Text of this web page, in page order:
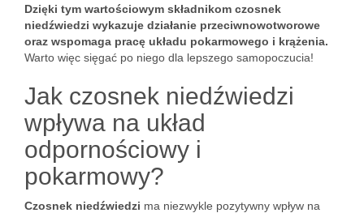
Dzięki tym wartościowym składnikom czosnek
niedźwiedzi wykazuje działanie przeciwnowotworowe
oraz wspomaga pracę układu pokarmowego i krążenia.
Warto więc sięgać po niego dla lepszego samopoczucia!
Jak czosnek niedźwiedzi
wpływa na układ
odpornościowy i
pokarmowy?
Czosnek niedźwiedzi ma niezwykle pozytywny wpływ na